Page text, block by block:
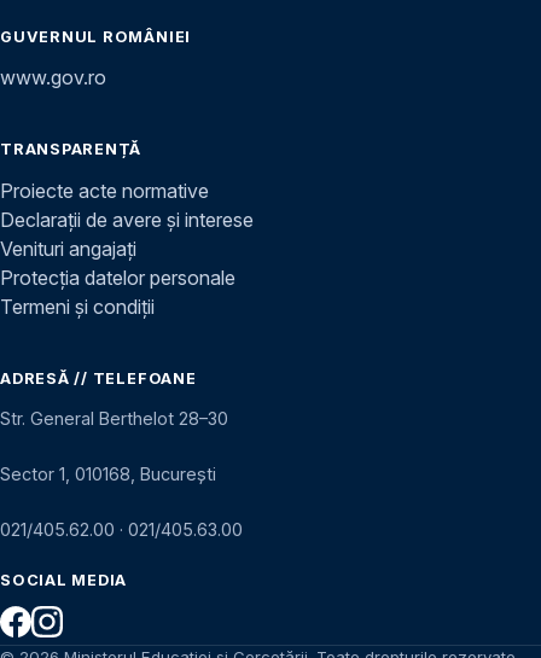
GUVERNUL ROMÂNIEI
www.gov.ro
TRANSPARENȚĂ
Proiecte acte normative
Declarații de avere și interese
Venituri angajați
Protecția datelor personale
Termeni și condiții
ADRESĂ // TELEFOANE
Str. General Berthelot 28–30
Sector 1, 010168, București
021/405.62.00 · 021/405.63.00
SOCIAL MEDIA